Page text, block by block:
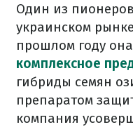
Один из
украинском
прошлом году
комплексное
гибриды семян
препаратом
компания